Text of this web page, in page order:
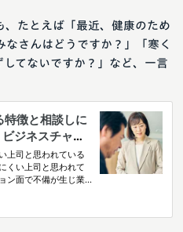
、たとえば「最近、健康のため
さんはどうですか？」「寒く
てないですか？」など、一言